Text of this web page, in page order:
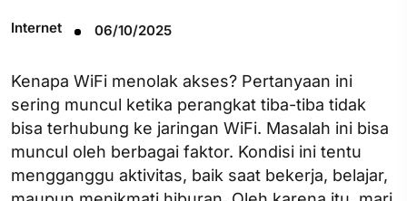
Internet 06/10/2025
Kenapa WiFi menolak akses? Pertanyaan ini
sering muncul ketika perangkat tiba-tiba tidak
bisa terhubung ke jaringan WiFi. Masalah ini bisa
muncul oleh berbagai faktor. Kondisi ini tentu
mengganggu aktivitas, baik saat bekerja, belajar,